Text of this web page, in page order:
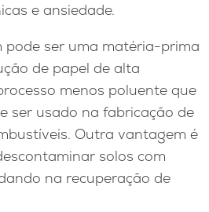
e ansiedade.
pode ser uma matéria-prima
de papel de alta
menos poluente que
ser usado na fabricação de
Outra vantagem é
solos com
na recuperação de